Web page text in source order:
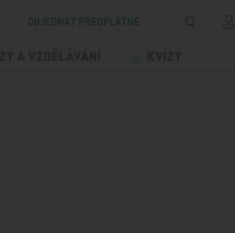
OBJEDNAT PŘEDPLATNÉ